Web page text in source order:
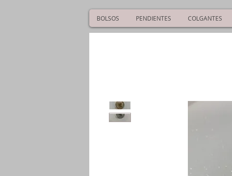
BOLSOS PENDIENTES COLGANTES